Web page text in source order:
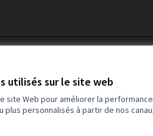
utilisés sur le site web
site Web pour améliorer la
personnalisés à partir de nos